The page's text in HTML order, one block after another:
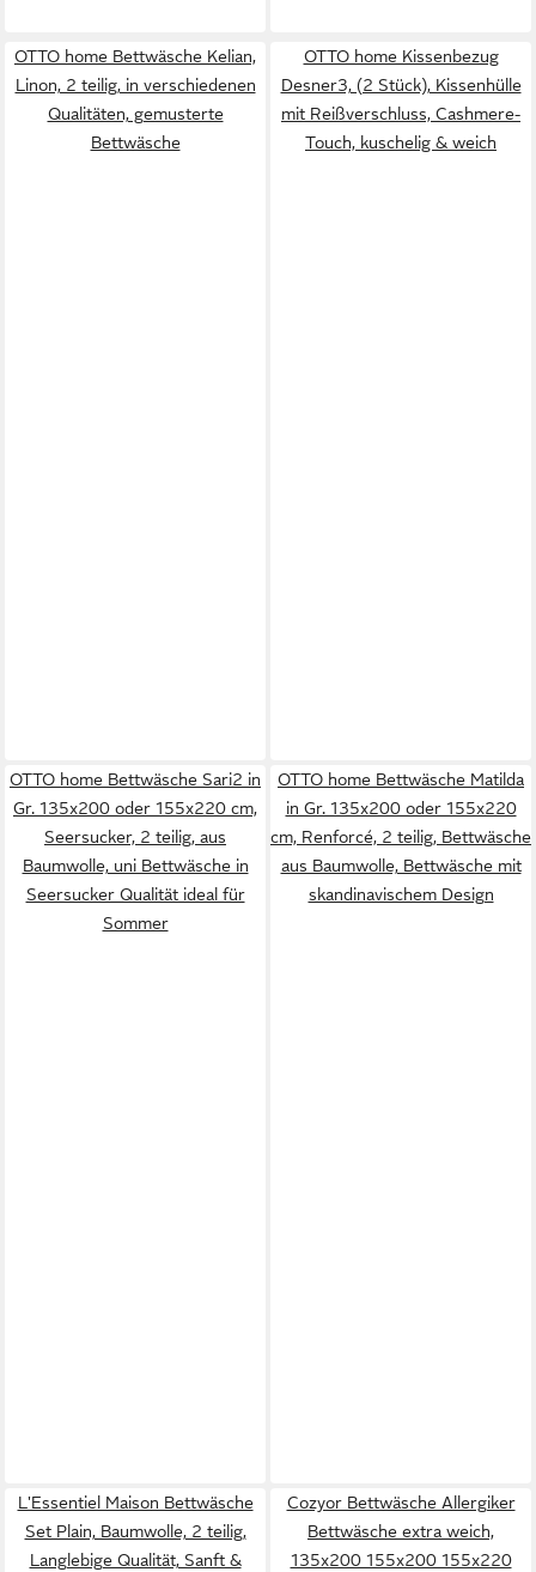
OTTO home Bettwäsche Kelian,
Linon, 2 teilig, in verschiedenen
Qualitäten, gemusterte
Bettwäsche
OTTO home Kissenbezug
Desner3, (2 Stück), Kissenhülle
mit Reißverschluss, Cashmere-
Touch, kuschelig & weich
OTTO home Bettwäsche Sari2 in
Gr. 135x200 oder 155x220 cm,
Seersucker, 2 teilig, aus
Baumwolle, uni Bettwäsche in
Seersucker Qualität ideal für
Sommer
OTTO home Bettwäsche Matilda
in Gr. 135x200 oder 155x220
cm, Renforcé, 2 teilig, Bettwäsche
aus Baumwolle, Bettwäsche mit
skandinavischem Design
L'Essentiel Maison Bettwäsche
Set Plain, Baumwolle, 2 teilig,
Langlebige Qualität, Sanft &
Cozyor Bettwäsche Allergiker
Bettwäsche extra weich,
135x200 155x200 155x220